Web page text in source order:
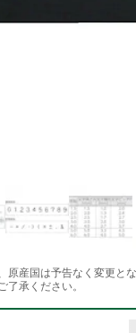
産国は予告なく変更とな
了承ください。